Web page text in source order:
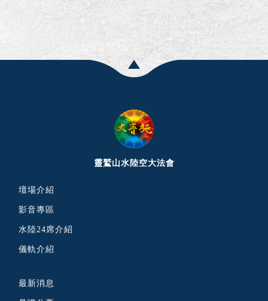
靈鷲山水陸空大法會
壇場介紹
影音專區
水陸24席介紹
儀軌介紹
最新消息